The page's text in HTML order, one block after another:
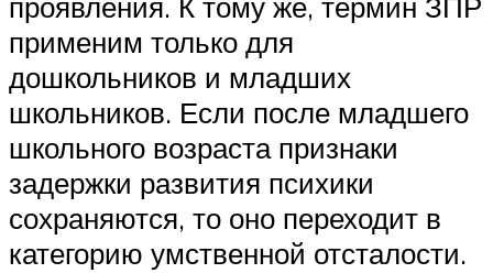
применим только для
дошкольников и младших
школьников. Если после младшего
школьного возраста признаки
задержки развития психики
сохраняются, то оно переходит в
категорию умственной отсталости.